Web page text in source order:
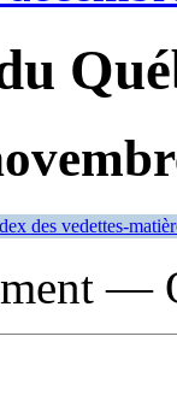
des vedettes-
—